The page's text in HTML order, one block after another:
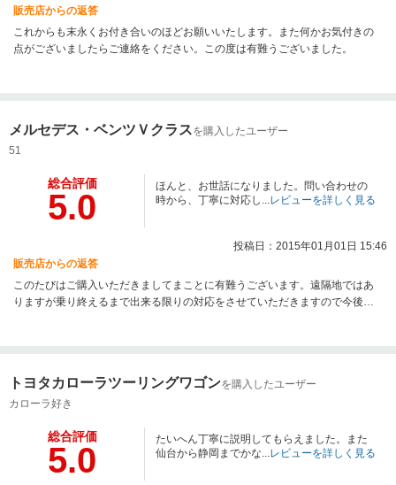
販売店からの返答
これからも末永くお付き合いのほどお願いいたします。また何かお気付きの
点がございましたらご連絡をください。この度は有難うございました。
メルセデス・ベンツＶクラスを購入したユーザー
51
総合評価
5.0
ほんと、お世話になりました。問い合わせの
時から、丁寧に対応し...レビューを詳しく見る
投稿日：2015年01月01日 15:46
販売店からの返答
このたびはご購入いただきましてまことに有難うございます。遠隔地ではあ
りますが乗り終えるまで出来る限りの対応をさせていただきますので今後と
トヨタカローラツーリングワゴンを購入したユーザー
カローラ好き
総合評価
5.0
たいへん丁寧に説明してもらえました。また
仙台から静岡までかな...レビューを詳しく見る